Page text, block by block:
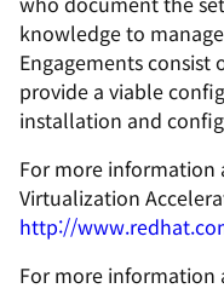
knowledge to
Engagements
provide a viable
installation and
For more information
Virtualization
http://
For more information